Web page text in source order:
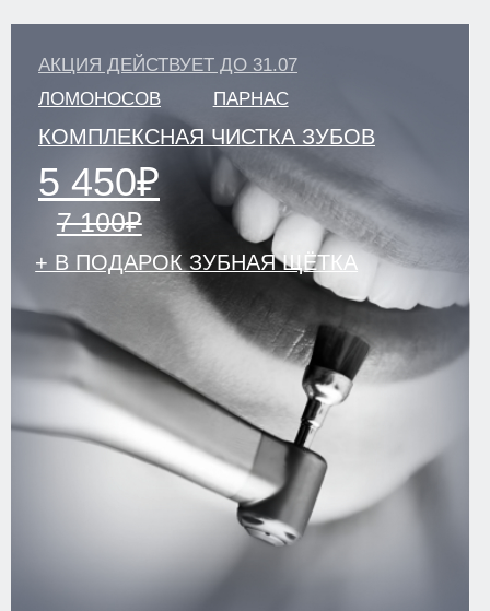
Разработка сайта KO:VA
Лаборатория маркетинга
ЛИЦЕНЗИИ И ЮРИДИЧЕСКАЯ ИНФОРМАЦИЯ
ПОЛИТИКА КОНФИДЕНЦИАЛЬНОСТИ
УДАЛИТЬ МОИ ПЕРСОНАЛЬНЫЕ ДАННЫЕ
РЕКВИЗИТЫ
НАЛОГОВЫЙ ВЫЧЕТ